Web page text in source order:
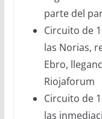
parte del
Circuito de
las Norias,
Ebro,
Riojaforum
Circuito de
las